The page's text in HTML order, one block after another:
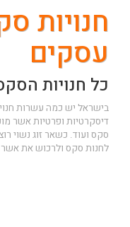
חנויות
עסקים
כל חנויות
בישראל יש כמה עשרות
דיסקרטיות ופרטיות אשר
סקס ועוד. כשאר זוג נשוי
לחנות סקס ולרכוש את אשר